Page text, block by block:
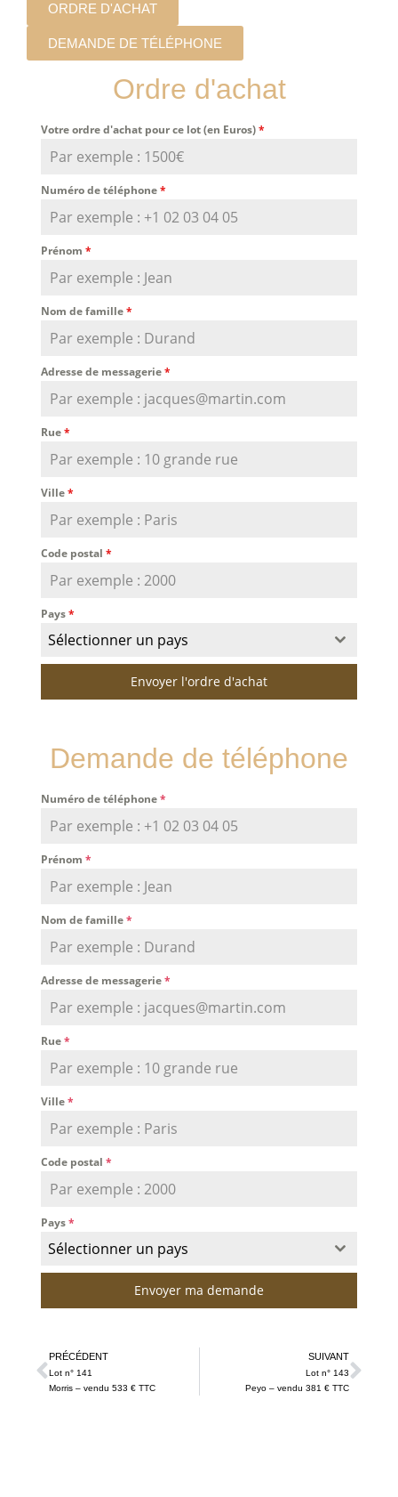
ORDRE D'ACHAT
DEMANDE DE TÉLÉPHONE
Ordre d'achat
Votre ordre d'achat pour ce lot (en Euros)*
Numéro de téléphone*
Prénom *
Nom de famille*
Adresse de messagerie*
Rue*
Ville*
Code postal *
Pays*
Sélectionner un pays
Envoyer l'ordre d'achat
Demande de téléphone
Numéro de téléphone*
Prénom *
Nom de famille*
Adresse de messagerie*
Rue*
Ville*
Code postal *
Pays*
Sélectionner un pays
Envoyer ma demande
PRÉCÉDENT
Lot n° 141
Morris – vendu 533 € TTC
SUIVANT
Lot n° 143
Peyo – vendu 381 € TTC